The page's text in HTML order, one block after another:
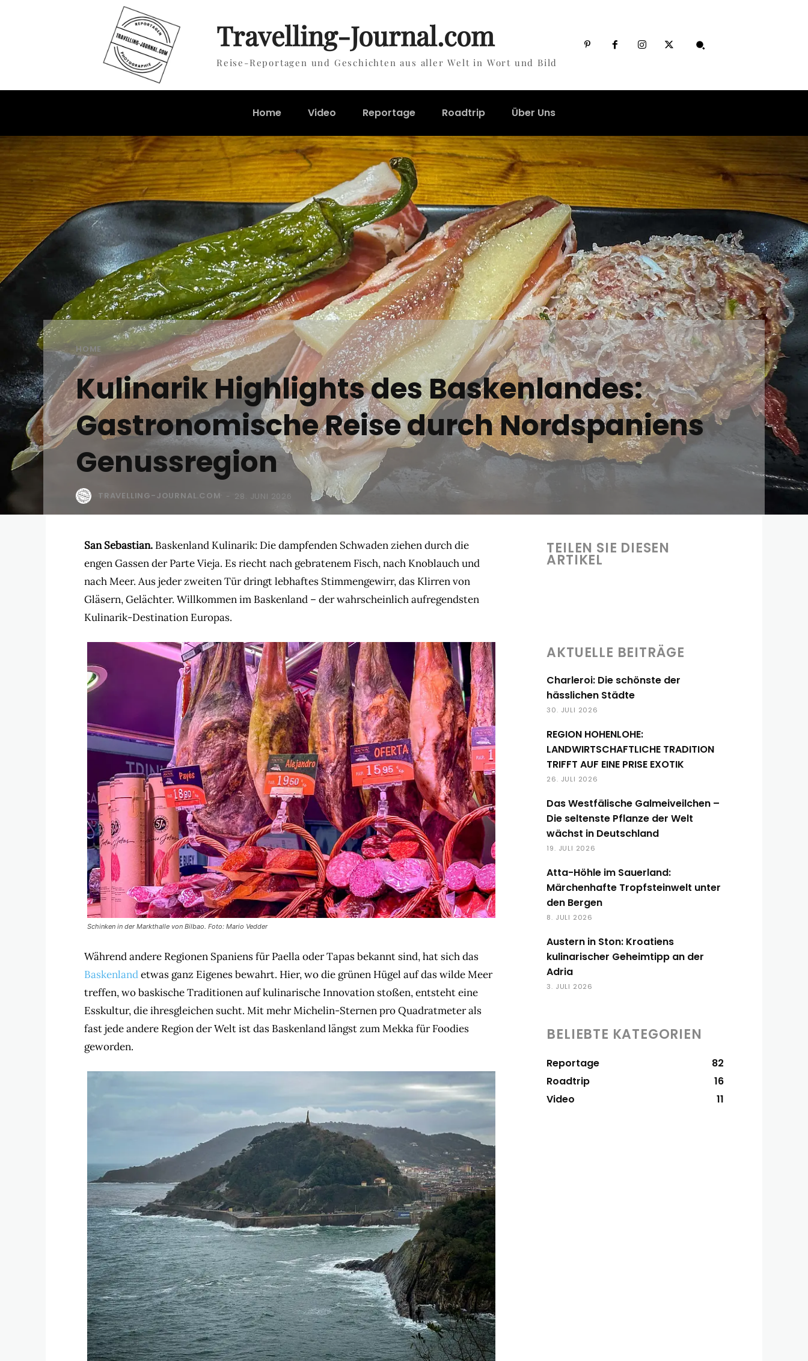
Travelling-Journal.com
Reise-Reportagen und Geschichten aus aller Welt in Wort und Bild
Home Video Reportage Roadtrip Über Uns
HOME
Kulinarik Highlights des Baskenlandes:
Gastronomische Reise durch Nordspaniens
Genussregion
TRAVELLING-JOURNAL.COM - 28. JUNI 2026
San Sebastian. Baskenland Kulinarik: Die dampfenden Schwaden ziehen durch die
engen Gassen der Parte Vieja. Es riecht nach gebratenem Fisch, nach Knoblauch und
nach Meer. Aus jeder zweiten Tür dringt lebhaftes Stimmengewirr, das Klirren von
Gläsern, Gelächter. Willkommen im Baskenland – der wahrscheinlich aufregendsten
Kulinarik-Destination Europas.
Schinken in der Markthalle von Bilbao. Foto: Mario Vedder
Während andere Regionen Spaniens für Paella oder Tapas bekannt sind, hat sich das
Baskenlandetwas ganz Eigenes bewahrt. Hier, wo die grünen Hügel auf das wilde Meer
treffen, wo baskische Traditionen auf kulinarische Innovation stoßen, entsteht eine
Esskultur, die ihresgleichen sucht. Mit mehr Michelin-Sternen pro Quadratmeter als
fast jede andere Region der Welt ist das Baskenland längst zum Mekka für Foodies
geworden.
TEILEN SIE DIESEN
ARTIKEL
AKTUELLE BEITRÄGE
Charleroi: Die schönste der
hässlichen Städte
30. JULI 2026
REGION HOHENLOHE:
LANDWIRTSCHAFTLICHE TRADITION
TRIFFT AUF EINE PRISE EXOTIK
26. JULI 2026
Das Westfälische Galmeiveilchen –
Die seltenste Pflanze der Welt
wächst in Deutschland
19. JULI 2026
Atta-Höhle im Sauerland:
Märchenhafte Tropfsteinwelt unter
den Bergen
8. JULI 2026
Austern in Ston: Kroatiens
kulinarischer Geheimtipp an der
Adria
3. JULI 2026
BELIEBTE KATEGORIEN
Reportage
82
Roadtrip
16
Video
11